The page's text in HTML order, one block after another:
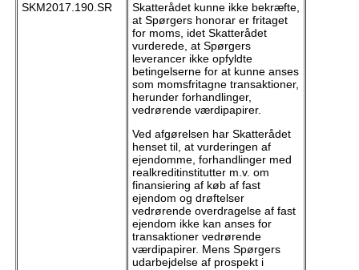
SKM2017.190.SR
Skatterådet kunne ikke bekræfte,
at Spørgers honorar er fritaget
for moms, idet Skatterådet
vurderede, at Spørgers
leverancer ikke opfyldte
betingelserne for at kunne anses
som momsfritagne transaktioner,
herunder forhandlinger,
vedrørende værdipapirer.
Ved afgørelsen har Skatterådet
henset til, at vurderingen af
ejendomme, forhandlinger med
realkreditinstitutter m.v. om
finansiering af køb af fast
ejendom og drøftelser
vedrørende overdragelse af fast
ejendom ikke kan anses for
transaktioner vedrørende
værdipapirer. Mens Spørgers
udarbejdelse af prospekt i